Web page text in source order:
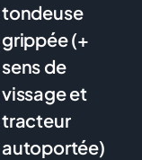
tondeuse
grippée (+
sens de
vissage et
tracteur
autoportée)